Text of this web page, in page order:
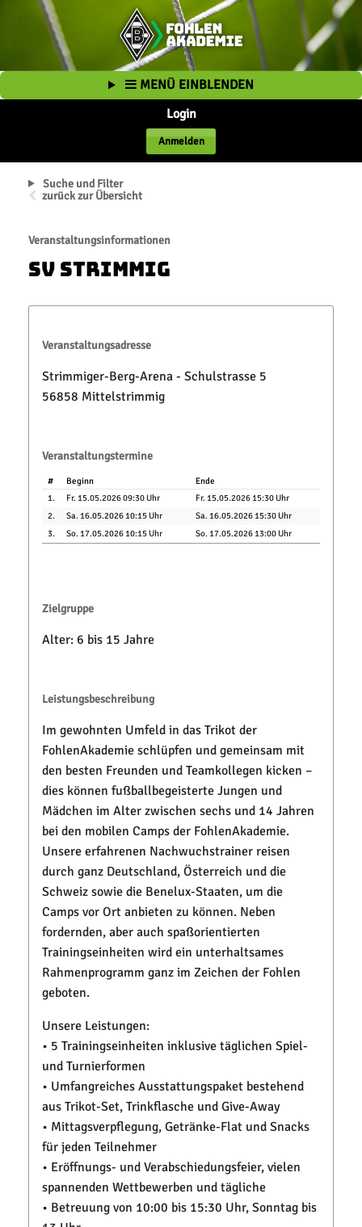
MENÜ EINBLENDEN
Login
Anmelden
Suche und Filter
zurück zur Übersicht
Veranstaltungsinformationen
SV Strimmig
Veranstaltungsadresse
Strimmiger-Berg-Arena - Schulstrasse 5
56858 Mittelstrimmig
Veranstaltungstermine
# Beginn
Ende
1.
Fr. 15.05.2026 09:30 Uhr
Fr. 15.05.2026 15:30 Uhr
2.
Sa. 16.05.2026 10:15 Uhr
Sa. 16.05.2026 15:30 Uhr
3.
So. 17.05.2026 10:15 Uhr So. 17.05.2026 13:00 Uhr
Zielgruppe
Alter: 6 bis 15 Jahre
Leistungsbeschreibung
Im gewohnten Umfeld in das Trikot der
FohlenAkademie schlüpfen und gemeinsam mit
den besten Freunden und Teamkollegen kicken –
dies können fußballbegeisterte Jungen und
Mädchen im Alter zwischen sechs und 14 Jahren
bei den mobilen Camps der FohlenAkademie.
Unsere erfahrenen Nachwuchstrainer reisen
durch ganz Deutschland, Österreich und die
Schweiz sowie die Benelux-Staaten, um die
Camps vor Ort anbieten zu können. Neben
fordernden, aber auch spaßorientierten
Trainingseinheiten wird ein unterhaltsames
Rahmenprogramm ganz im Zeichen der Fohlen
geboten.
Unsere Leistungen:
• 5 Trainingseinheiten inklusive täglichen Spiel-
und Turnierformen
• Umfangreiches Ausstattungspaket bestehend
aus Trikot-Set, Trinkflasche und Give-Away
• Mittagsverpflegung, Getränke-Flat und Snacks
für jeden Teilnehmer
• Eröffnungs- und Verabschiedungsfeier, vielen
spannenden Wettbewerben und tägliche
• Betreuung von 10:00 bis 15:30 Uhr, Sonntag bis